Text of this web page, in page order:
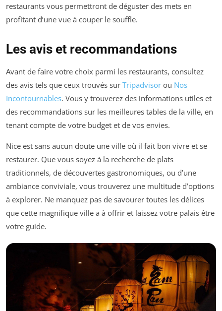
restaurants vous permettront de déguster des mets en
profitant d’une vue à couper le souffle.
Les avis et recommandations
Avant de faire votre choix parmi les restaurants, consultez
des avis tels que ceux trouvés sur Tripadvisor ou Nos
Incontournables. Vous y trouverez des informations utiles et
des recommandations sur les meilleures tables de la ville, en
tenant compte de votre budget et de vos envies.
Nice est sans aucun doute une ville où il fait bon vivre et se
restaurer. Que vous soyez à la recherche de plats
traditionnels, de découvertes gastronomiques, ou d’une
ambiance conviviale, vous trouverez une multitude d’options
à explorer. Ne manquez pas de savourer toutes les délices
que cette magnifique ville a à offrir et laissez votre palais être
votre guide.